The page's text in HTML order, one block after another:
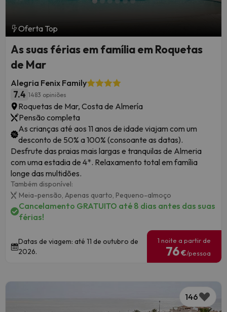
Oferta Top
As suas férias em família em Roquetas
de Mar
Alegria Fenix Family
7.4 1483 opiniões
Roquetas de Mar, Costa de Almería
Pensão completa
As crianças até aos 11 anos de idade viajam com um
desconto de 50% a 100% (consoante as datas).
Desfrute das praias mais largas e tranquilas de Almeria
com uma estadia de 4*. Relaxamento total em família
longe das multidões.
Também disponível:
Meia-pensão, Apenas quarto, Pequeno-almoço
Cancelamento GRATUITO até 8 dias antes das suas
férias!
Datas de viagem: até 11 de outubro de
2026.
1 noite a partir de
76€/pessoa
146